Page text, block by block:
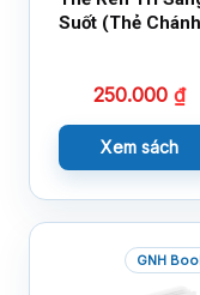
Suốt (Thẻ Chánh
250.000₫
Xem sách
GNH